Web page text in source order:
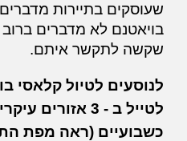
שעוסקים בתיירות
בויאטנם לא מדברים
שקשה לתקשר איתם.
לנוסעים לטיול קלאסי
לטייל ב - 3
אזורים
כשבועיים (ראה מפת